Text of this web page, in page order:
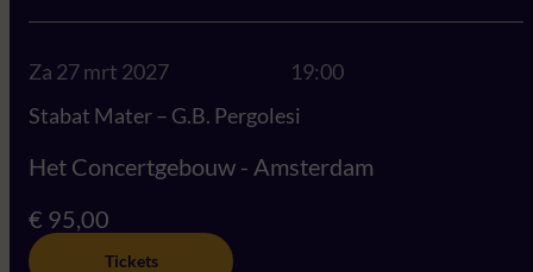
Za 27 mrt 2027
19:00
Stabat Mater – G.B. Pergolesi
Het Concertgebouw - Amsterdam
€ 95,00
Tickets